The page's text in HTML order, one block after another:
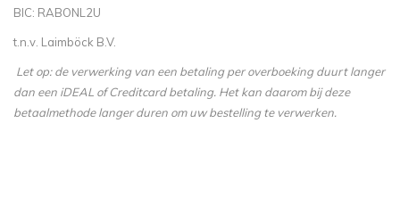
BIC: RABONL2U
t.n.v. Laimböck B.V.
Let op: de verwerking van een betaling per overboeking duurt langer
dan een iDEAL of Creditcard betaling. Het kan daarom bij deze
betaalmethode langer duren om uw bestelling te verwerken.